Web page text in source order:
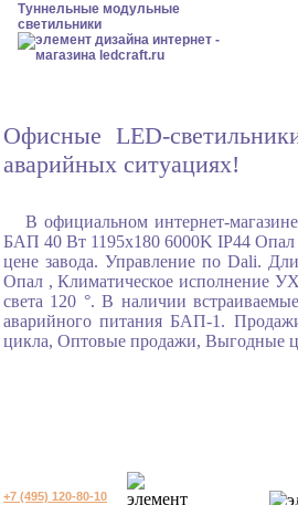
Туннельные модульные
светильники
Офисные LED-
аварийных ситуациях!
В официальном интернет-
БАП 40 Вт 1195x180 6000K IP44 Опал
цене завода. Управление по Dali.
Опал , Климатическое исполнение
света 120 °. В наличии
аварийного питания БАП-1.
цикла, Оптовые продажи, Выгодные
+7 (495) 120-80-10